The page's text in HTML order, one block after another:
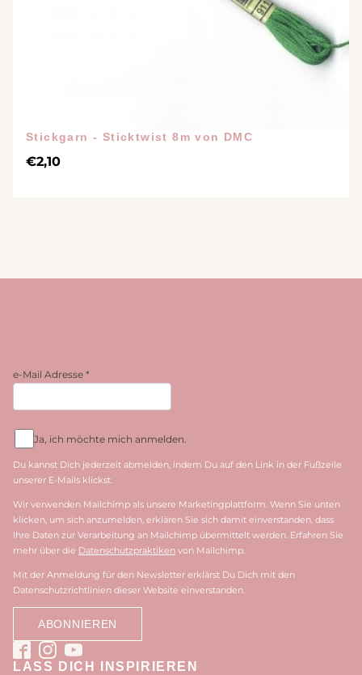
Stickgarn - Sticktwist 8m von DMC
€2,10
e-Mail Adresse *
Ja, ich möchte mich anmelden.
Du kannst Dich jederzeit abmelden, indem Du auf den Link in der Fußzeile
unserer E-Mails klickst.
Wir verwenden Mailchimp als unsere Marketingplattform. Wenn Sie unten
klicken, um sich anzumelden, erklären Sie sich damit einverstanden, dass
Ihre Daten zur Verarbeitung an Mailchimp übermittelt werden. Erfahren Sie
mehr über die Datenschutzpraktiken von Mailchimp.
Mit der Anmeldung für den Newsletter erklärst Du Dich mit den
Datenschutzrichtlinien dieser Website einverstanden.
LASS DICH INSPIRIEREN